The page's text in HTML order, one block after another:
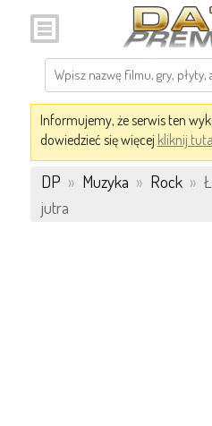
Informujemy, że serwis ten
dowiedzieć się więcej kliknij
DP » Muzyka » Rock »
jutra